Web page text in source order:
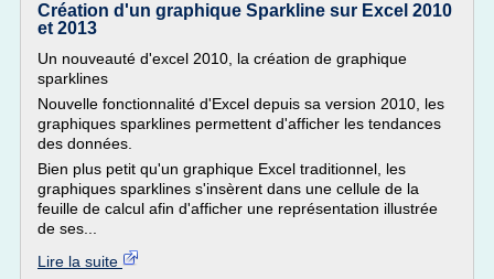
Création d'un graphique Sparkline sur Excel 2010
et 2013
Un nouveauté d'excel 2010, la création de graphique
sparklines
Nouvelle fonctionnalité d'Excel depuis sa version 2010, les
graphiques sparklines permettent d'afficher les tendances
des données.
Bien plus petit qu'un graphique Excel traditionnel, les
graphiques sparklines s'insèrent dans une cellule de la
feuille de calcul afin d'afficher une représentation illustrée
de ses...
Lire la suite